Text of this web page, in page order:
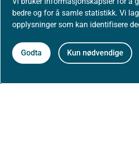
bedre og for å samle statistikk. Vi
opplysninger som kan identifisere
Godta Kun nødvendige
Arrangementer
Høringer